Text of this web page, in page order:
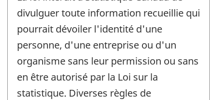
divulguer toute information recueillie qui
pourrait dévoiler l'identité d'une
personne, d'une entreprise ou d'un
organisme sans leur permission ou sans
en être autorisé par la Loi sur la
statistique. Diverses règles de